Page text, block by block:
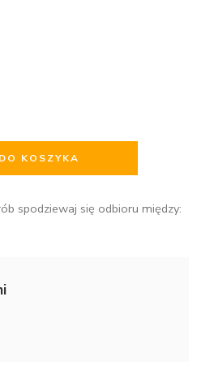
KOSZYKA
spodziewaj się odbioru między: